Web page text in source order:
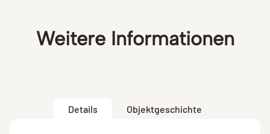
Weitere Informationen
Details Objektgeschichte